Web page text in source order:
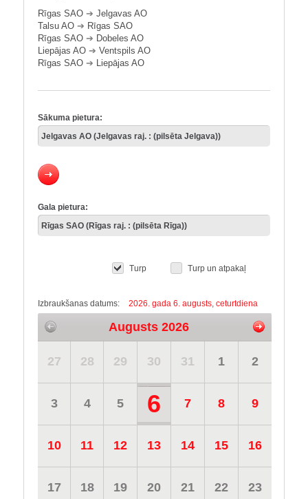
Rīgas SAO ➔ Jelgavas AO
Talsu AO ➔ Rīgas SAO
Rīgas SAO ➔ Dobeles AO
Liepājas AO ➔ Ventspils AO
Rīgas SAO ➔ Liepājas AO
Sākuma pietura:
Gala pietura:
Turp Turp un atpakaļ
Izbraukšanas datums: 2026. gada 6. augusts, ceturtdiena
Augusts 2026
27 28 29 30 31 1 2
3 4 5 6 7 8 9
10 11 12 13 14 15 16
17 18 19 20 21 22 23